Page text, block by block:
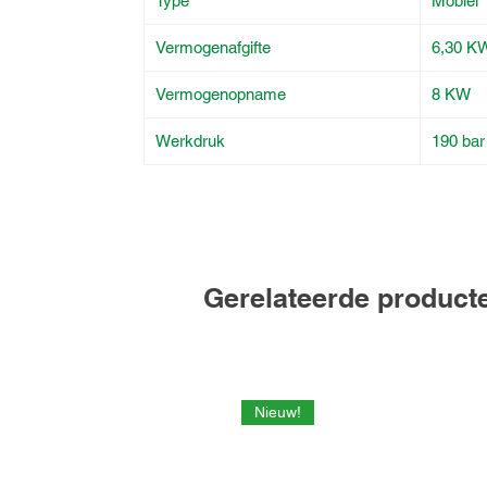
Vermogenafgifte 6,30
Vermogenopname 8 KW
Werkdruk 190 bar
Gerelateerde
Nieuw!